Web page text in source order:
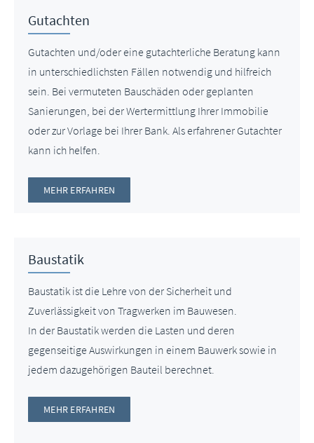
Gutachten
Gutachten und/oder eine gutachterliche Beratung kann
in unterschiedlichsten Fällen notwendig und hilfreich
sein. Bei vermuteten Bauschäden oder geplanten
Sanierungen, bei der Wertermittlung Ihrer Immobilie
oder zur Vorlage bei Ihrer Bank. Als erfahrener Gutachter
kann ich helfen.
MEHR ERFAHREN
Baustatik
Baustatik ist die Lehre von der Sicherheit und
Zuverlässigkeit von Tragwerken im Bauwesen.
In der Baustatik werden die Lasten und deren
gegenseitige Auswirkungen in einem Bauwerk sowie in
jedem dazugehörigen Bauteil berechnet.
MEHR ERFAHREN